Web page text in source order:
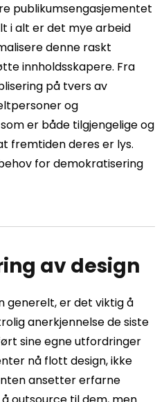
publikumsengasjementet
i alt er det mye arbeid
denne raskt
innholdsskapere. Fra
på tvers av
og
er både tilgjengelige og
fremtiden deres er lys.
for demokratisering
av design
generelt, er det viktig å
anerkjennelse de siste
sine egne utfordringer
nå flott design, ikke
ansetter erfarne